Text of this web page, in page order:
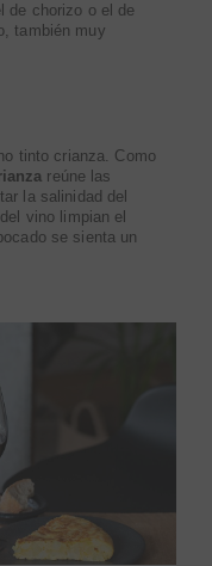
de chorizo o el de
también muy
tinto crianza. Como
reúne las
la salinidad del
vino limpian el
se sienta un